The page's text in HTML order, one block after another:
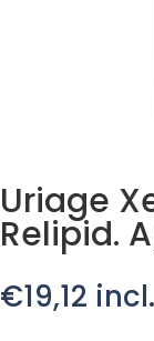
Uriage
Relipid.
€19,12